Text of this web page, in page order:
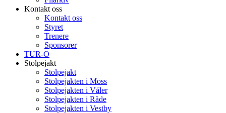
Kontakt oss
Kontakt oss
Styret
Trenere
Sponsorer
TUR-O
Stolpejakt
Stolpejakt
Stolpejakten i Moss
Stolpejakten i Våler
Stolpejakten i Råde
Stolpejakten i Vestby